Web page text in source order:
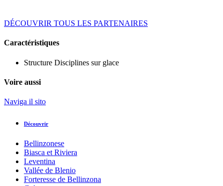
DÉCOUVRIR TOUS LES PARTENAIRES
Caractéristiques
Structure Disciplines sur glace
Voire aussi
Naviga il sito
Découvrir
Bellinzonese
Biasca et Riviera
Leventina
Vallée de Blenio
Forteresse de Bellinzona